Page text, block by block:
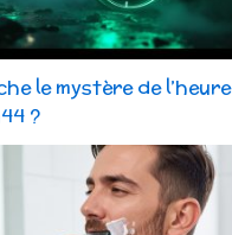
le mystère de l’heure
?